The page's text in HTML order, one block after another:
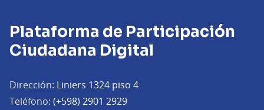
Plataforma de Participación
Ciudadana Digital
Dirección: Liniers 1324 piso 4
Teléfono: (+598) 2901 2929